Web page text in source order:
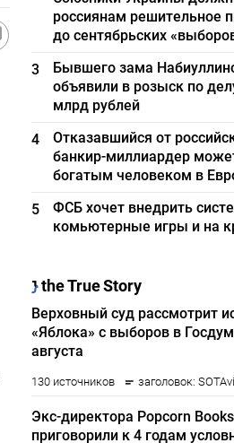
россиянам решительное
до сентябрьских
3
Бывшего зама
объявили в розыск по
млрд рублей
4
Отказавшийся от
банкир-миллиардер
богатым человеком в
5
ФСБ хочет внедрить
комьютерные игры и на